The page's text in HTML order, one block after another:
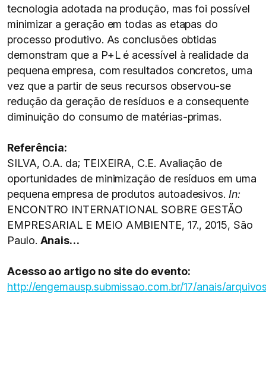
tecnologia adotada na produção, mas foi possível
minimizar a geração em todas as etapas do
processo produtivo. As conclusões obtidas
demonstram que a P+L é acessível à realidade da
pequena empresa, com resultados concretos, uma
vez que a partir de seus recursos observou-se
redução da geração de resíduos e a consequente
diminuição do consumo de matérias-primas.
Referência:
SILVA, O.A. da; TEIXEIRA, C.E. Avaliação de
oportunidades de minimização de resíduos em uma
pequena empresa de produtos autoadesivos. In:
ENCONTRO INTERNATIONAL SOBRE GESTÃO
EMPRESARIAL E MEIO AMBIENTE, 17., 2015, São
Paulo. Anais…
Acesso ao artigo no site do evento:
http://engemausp.submissao.com.br/17/anais/